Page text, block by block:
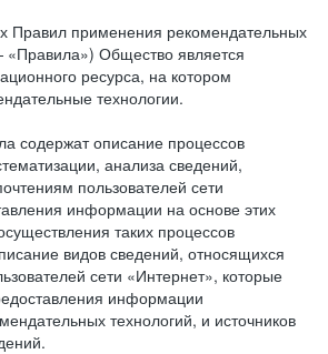
Правил применения рекомендательных
Общество является
ресурса, на котором
технологии.
содержат описание процессов
анализа сведений,
пользователей сети
информации на основе этих
таких процессов
видов сведений, относящихся
сети «Интернет», которые
информации
технологий, и источников